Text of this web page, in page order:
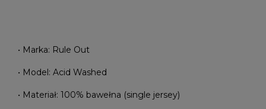
• Marka: Rule Out
• Model: Acid Washed
• Materiał: 100% bawełna (single jersey)